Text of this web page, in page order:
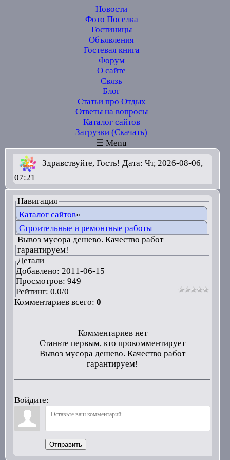
Новости
Фото Поселка
Гостиницы
Объявления
Гостевая книга
Форум
О сайте
Связь
Блог
Статьи про Отдых
Ответы на вопросы
Каталог сайтов
Загрузки (Скачать)
☰ Menu
Здравствуйте, Гость! Дата: Чт, 2026-08-06,
07:21
Навигация
Каталог сайтов»
Строительные и ремонтные работы
Вывоз мусора дешево. Качество работ
гарантируем!
Детали
Добавлено: 2011-06-15
Просмотров: 949
Рейтинг: 0.0/0
Комментариев всего: 0
Комментариев нет
Станьте первым, кто прокомментирует
Вывоз мусора дешево. Качество работ
гарантируем!
Войдите:
Отправить